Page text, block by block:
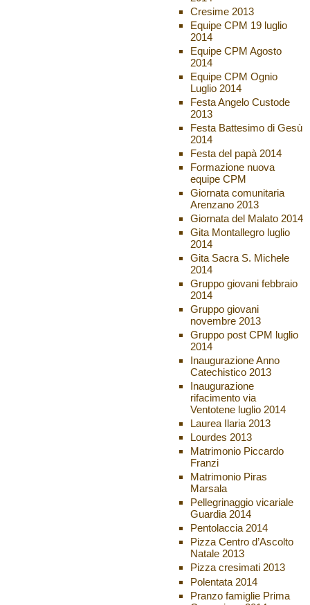
Cresime 2013
Equipe CPM 19 luglio
2014
Equipe CPM Agosto
2014
Equipe CPM Ognio
Luglio 2014
Festa Angelo Custode
2013
Festa Battesimo di Gesù
2014
Festa del papà 2014
Formazione nuova
equipe CPM
Giornata comunitaria
Arenzano 2013
Giornata del Malato 2014
Gita Montallegro luglio
2014
Gita Sacra S. Michele
2014
Gruppo giovani febbraio
2014
Gruppo giovani
novembre 2013
Gruppo post CPM luglio
2014
Inaugurazione Anno
Catechistico 2013
Inaugurazione
rifacimento via
Ventotene luglio 2014
Laurea Ilaria 2013
Lourdes 2013
Matrimonio Piccardo
Franzi
Matrimonio Piras
Marsala
Pellegrinaggio vicariale
Guardia 2014
Pentolaccia 2014
Pizza Centro d’Ascolto
Natale 2013
Pizza cresimati 2013
Polentata 2014
Pranzo famiglie Prima